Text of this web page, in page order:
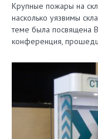
Крупные пожары на
насколько уязвимы
теме была посвящена
конференция,